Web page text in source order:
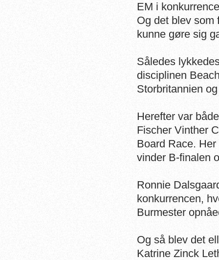
EM i
Og det blev som
kunne gøre sig
Således
disciplinen
Storbritannien
Herefter var
Fischer Vinther
Board Race.
vinder B-finalen
Ronnie
konkurrencen,
Burmester
Og så blev det
Katrine Zinck